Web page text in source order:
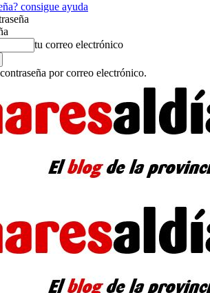
consigue ayuda
tu correo electrónico
por correo electrónico.